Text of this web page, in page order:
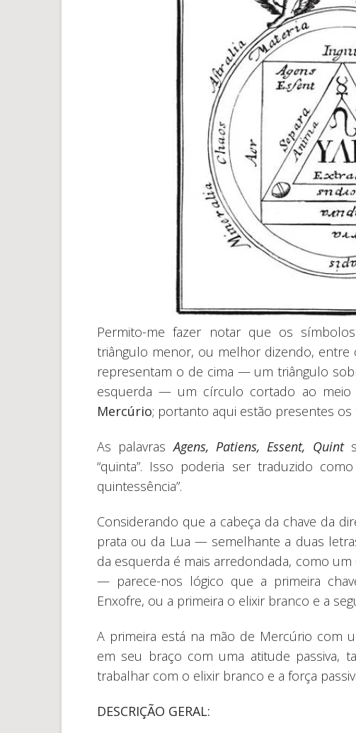
Permito-me fazer notar que os
triângulo menor, ou melhor dizendo, entre
representam o de cima — um triângulo
esquerda — um círculo cortado ao
Mercúrio; portanto aqui estão presentes
As palavrasAgens, Patiens, Essent, Quint
“quinta”. Isso poderia ser traduzido
quintessência”.
Considerando que a cabeça da chave da
prata ou da Lua — semelhante a duas
da esquerda é mais arredondada, como
— parece-nos lógico que a primeira
Enxofre, ou a primeira o elixir branco e a
A primeira está na mão de Mercúrio com
em seu braço com uma atitude passiva,
trabalhar com o elixir branco e a força
DESCRIÇÃO GERAL: